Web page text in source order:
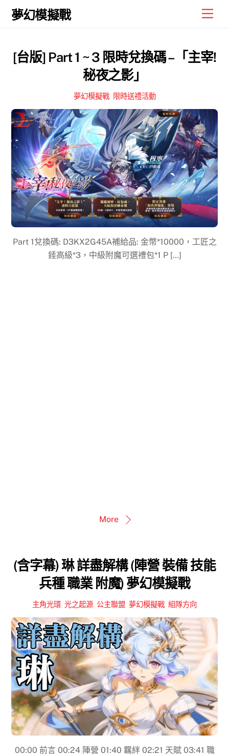
Skip
夢幻模擬戰
[台版] Part 1 ~ 3 限時兌換碼 –「主宰!
秘夜之影」
夢幻模擬戰, 限時送禮活動
Part 1兌換碼: D3KX2G45A補給品: 金幣*10000，工匠之
錘高級*3，中級附魔可選禮包*1 P […]
More
(含字幕) 琳 詳盡解構 (陣營 裝備 技能
兵種 職業 附魔) 夢幻模擬戰
主角光環 光之起源 公主聯盟 夢幻模擬戰 組隊方向
00:00​ 前言 00:24 陣營 01:40 羈絆 02:21 天賦 03:41 職